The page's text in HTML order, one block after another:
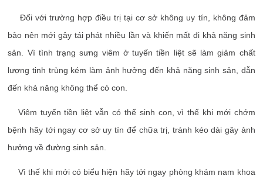
Đối với trường hợp điều trị tại cơ sở không uy tín, không đảm
bảo nên mới gây tái phát nhiều lần và khiến mất đi khả năng sinh
sản. Vì tình trạng sưng viêm ở tuyến tiền liệt sẽ làm giảm chất
lượng tinh trùng kém làm ảnh hưởng đến khả năng sinh sản, dẫn
đến khả năng không thể có con.
Viêm tuyến tiền liệt vẫn có thể sinh con, vì thế khi mới chớm
bệnh hãy tới ngay cơ sở uy tín để chữa trị, tránh kéo dài gây ảnh
hưởng về đường sinh sản.
Vì thế khi mới có biểu hiện hãy tới ngay phòng khám nam khoa